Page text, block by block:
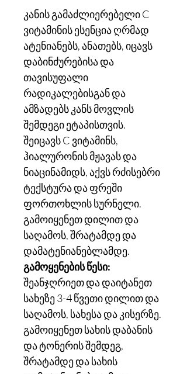
კანის გამაძლიერებელი C
ვიტამინის ესენცია ღრმად
ატენიანებს, ანათებს, იცავს
დაბინძურებისა და
თავისუფალი
რადიკალებისგან და
ამზადებს კანს მოვლის
შემდეგი ეტაპისთვის.
შეიცავს C ვიტამინს,
ჰიალურონის მჟავას და
ნიაცინამიდს, აქვს რძისებრი
ტექსტურა და ფრეში
ფორთოხლის სურნელი.
გამოიყენეთ დილით და
საღამოს, შრატამდე და
დამატენიანებლამდე.
გამოყენების წესი:
შეანჯღრიეთ და დაიტანეთ
სახეზე 3-4 წვეთი დილით და
საღამოს, სახესა და კისერზე.
გამოიყენეთ სახის დაბანის
და ტონერის შემდეგ,
შრატამდე და სახის